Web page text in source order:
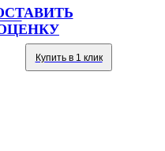
HL
Купить в 1 клик